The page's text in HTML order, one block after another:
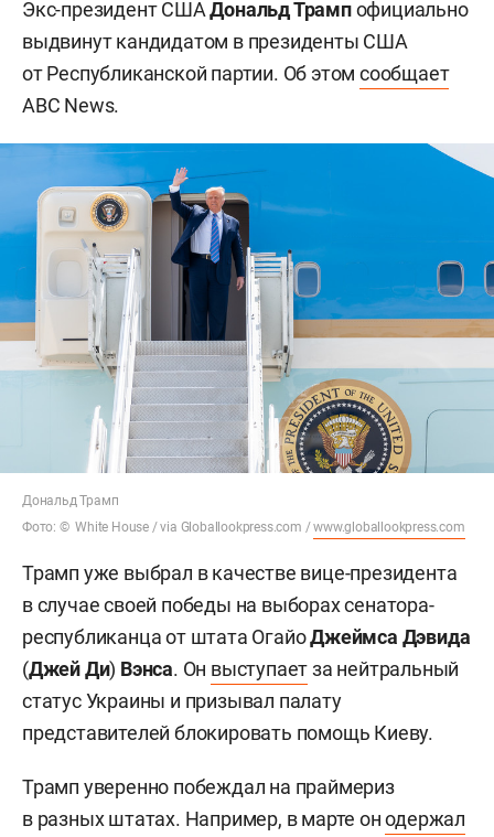
Экс-президент СШАДональд Трампофициально
выдвинут кандидатом в президенты США
от Республиканской партии. Об этом сообщает
ABC News.
Дональд Трамп
Фото: © White House / via Globallookpress.com /www.globallookpress.com
Трамп уже выбрал в качестве вице-президента
в случае своей победы на выборах сенатора-
республиканца от штата ОгайоДжеймса Дэвида
(Джей Ди) Вэнса. Он выступаетза нейтральный
статус Украины и призывал палату
представителей блокировать помощь Киеву.
Трамп уверенно побеждал на праймериз
в разных штатах. Например, в марте онодержал